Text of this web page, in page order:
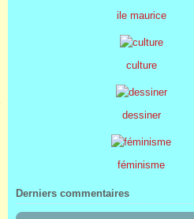
ile maurice
culture
dessiner
féminisme
Derniers commentaires